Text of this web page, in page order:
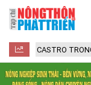
TRONG TRÁI TIM